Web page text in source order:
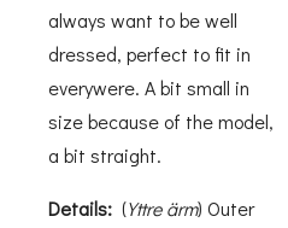
always want to be well
dressed, perfect to fit in
everywere. A bit small in
size because of the model,
a bit straight.
Details: (Yttre ärm) Outer